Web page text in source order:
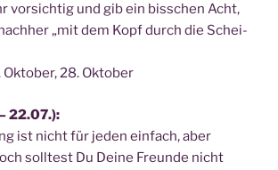
vor­sich­tig und gib ein biss­chen Acht,
„mit dem Kopf durch die Schei­
Okto­ber, 28. Oktober
22.07.):
ist nicht für jeden ein­fach, aber
soll­test Du Dei­ne Freun­de nicht